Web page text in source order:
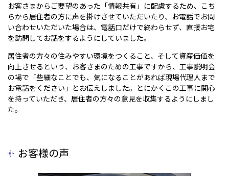
お客さまからご要望のあった「情報共有」に配慮するため、こち
らから居住者の方に声を掛けさせていただいたり、お電話でお問
い合わせいただいた場合は、電話口だけで終わらせず、直接お宅
を訪問してお話をするようにしていました。
居住者の方々の住みやすい環境をつくること、そして資産価値を
向上させるという、お客さまのための工事ですから、工事説明会
の場で「些細なことでも、気になることがあれば現場代理人まで
お電話をください」とお伝えしました。とにかくこの工事に関心
を持っていただき、居住者の方々の意見を収集するようにしまし
た。
お客様の声